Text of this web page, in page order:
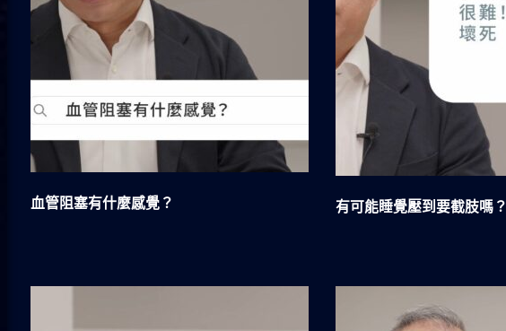
血管阻塞有什麼感覺？ 有可能睡覺壓到要截肢嗎？